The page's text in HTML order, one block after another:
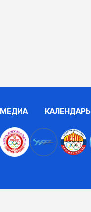
МЕДИА КАЛЕНДАРЬ